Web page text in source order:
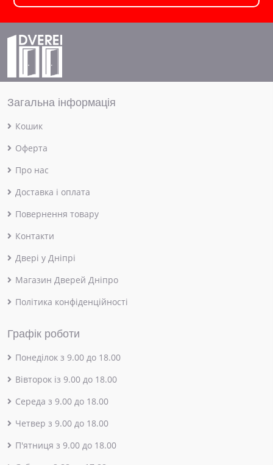
Загальна інформація
Кошик
Оферта
Про нас
Доставка і оплата
Повернення товару
Контакти
Двері у Дніпрі
Магазин Дверей Дніпро
Політика конфіденційності
Графік роботи
Понеділок з 9.00 до 18.00
Вівторок із 9.00 до 18.00
Середа з 9.00 до 18.00
Четвер з 9.00 до 18.00
П'ятниця з 9.00 до 18.00